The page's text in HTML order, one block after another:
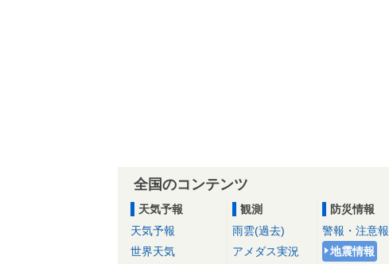
全国のコンテンツ
天気予報
天気予報
世界天気
観測
雨雲(過去)
アメダス実況
防災情報
警報・注意報
地震情報